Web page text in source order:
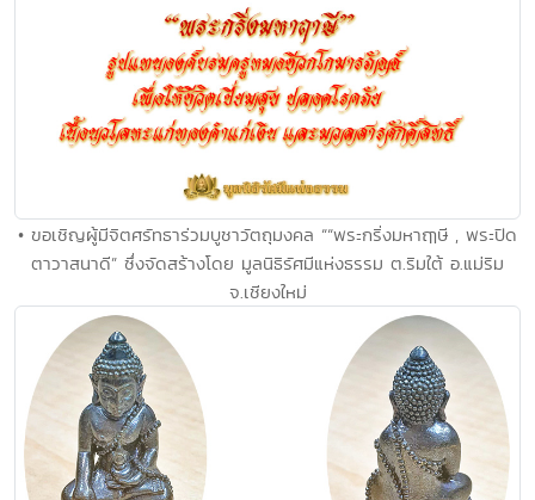
• ขอเชิญผู้มีจิตศรัทธาร่วมบูชาวัตถุมงคล ““พระกริ่งมหาฤๅษี , พระปิด
ตาวาสนาดี” ซึ่งจัดสร้างโดย มูลนิธิรัศมีแห่งธรรม ต.ริมใต้ อ.แม่ริม
จ.เชียงใหม่